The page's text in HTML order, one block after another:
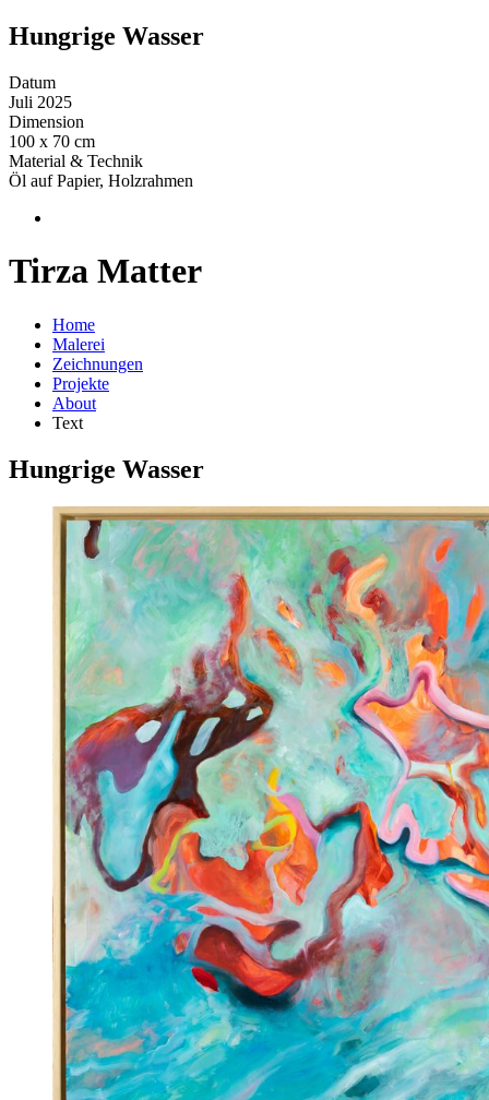
Hungrige Wasser
Datum
Juli 2025
Dimension
100 x 70 cm
Material & Technik
Öl auf Papier, Holzrahmen
Tirza Matter
Home
Malerei
Zeichnungen
Projekte
About
Text
Hungrige Wasser